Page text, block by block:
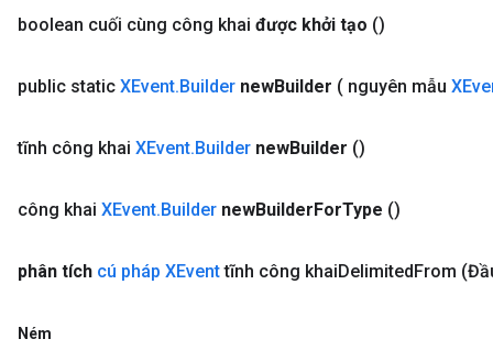
boolean cuối cùng công khai được khởi tạo ()
public static XEvent.Builder newBuilder ( nguyên mẫu
tĩnh công khai XEvent.Builder newBuilder ()
công khai XEvent.Builder newBuilderForType ()
phân tích cú pháp XEventtĩnh công khaiDelimitedFrom
Ném